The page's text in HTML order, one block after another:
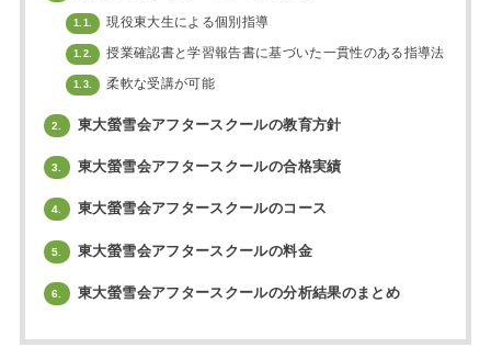
1.1. 現役東大生による個別指導
1.2. 授業確認書と学習報告書に基づいた一貫性のある指導法
1.3. 柔軟な受講が可能
2. 東大螢雪会アフタースクールの教育方針
3. 東大螢雪会アフタースクールの合格実績
4. 東大螢雪会アフタースクールのコース
5. 東大螢雪会アフタースクールの料金
6. 東大螢雪会アフタースクールの分析結果のまとめ